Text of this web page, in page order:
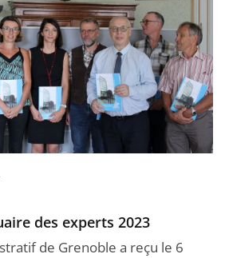
des experts 2023
de Grenoble a reçu le 6